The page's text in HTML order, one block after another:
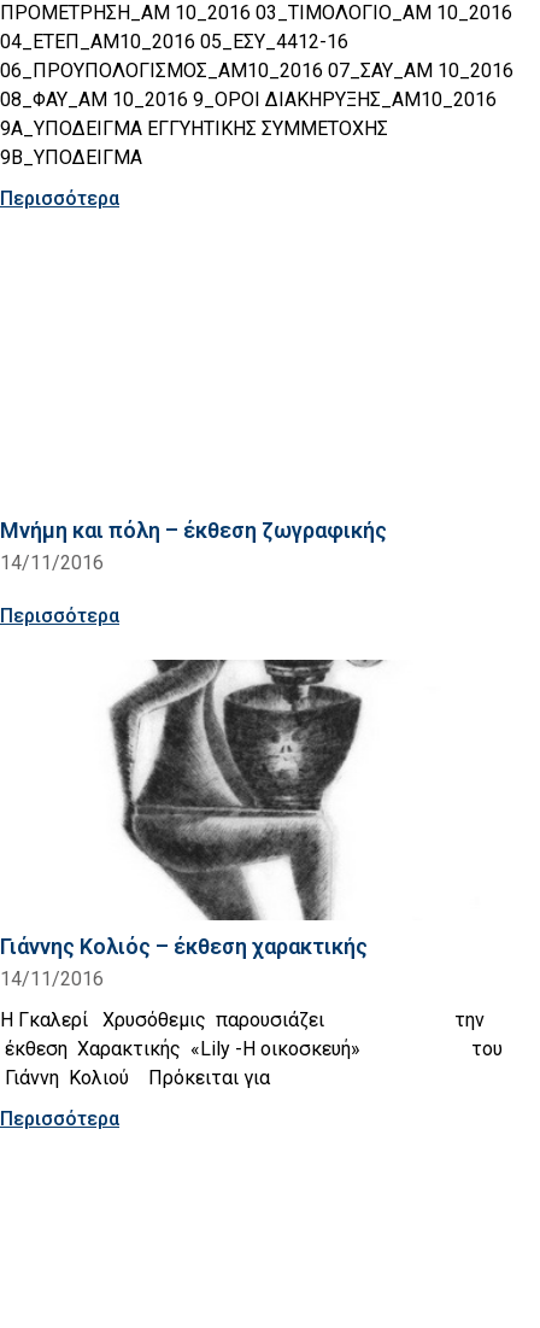
ΠΡΟΜΕΤΡΗΣΗ_AM 10_2016 03_ΤΙΜΟΛΟΓΙΟ_AM 10_2016
04_ΕΤΕΠ_AM10_2016 05_ΕΣΥ_4412-16
06_ΠΡΟΥΠΟΛΟΓΙΣΜΟΣ_ΑΜ10_2016 07_ΣΑΥ_AM 10_2016
08_ΦΑΥ_AM 10_2016 9_ΟΡΟΙ ΔΙΑΚΗΡΥΞΗΣ_AM10_2016
9Α_ΥΠΟΔΕΙΓΜΑ ΕΓΓΥΗΤΙΚΗΣ ΣΥΜΜΕΤΟΧΗΣ
9Β_ΥΠΟΔΕΙΓΜΑ
Περισσότερα
Μνήμη και πόλη – έκθεση ζωγραφικής
14/11/2016
Περισσότερα
Γιάννης Κολιός – έκθεση χαρακτικής
14/11/2016
Η Γκαλερί Χρυσόθεμις παρουσιάζει την
έκθεση Χαρακτικής «Lily -Η οικοσκευή» του
Γιάννη Κολιού Πρόκειται για
Περισσότερα